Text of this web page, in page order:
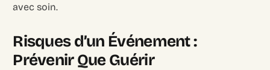
avec soin.
Risques d’un Événement :
Prévenir Que Guérir